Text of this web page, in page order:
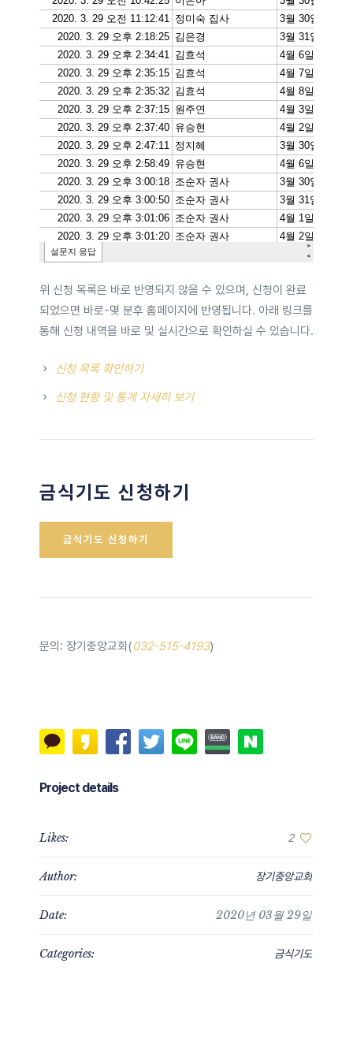
위 신청 목록은 바로 반영되지 않을 수 있으며, 신청이 완료
되었으면 바로-몇 분후 홈페이지에 반영됩니다. 아래 링크를
통해 신청 내역을 바로 및 실시간으로 확인하실 수 있습니다.
신청 목록 확인하기
신청 현황 및 통계 자세히 보기
금식기도 신청하기
금식기도 신청하기
문의: 장기중앙교회(032-515-4193)
Project details
Likes: 2
Author: 장기중앙교회
Date: 2020년 03월 29일
Categories: 금식기도